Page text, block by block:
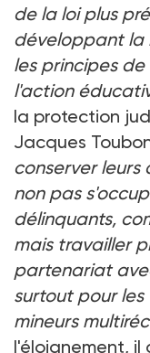
de la loi plus
développant la
les principes de
l'action
la protection
Jacques
conserver
non pas
délinquants,
mais travailler
partenariat
surtout pour les
mineurs
l'éloignement,